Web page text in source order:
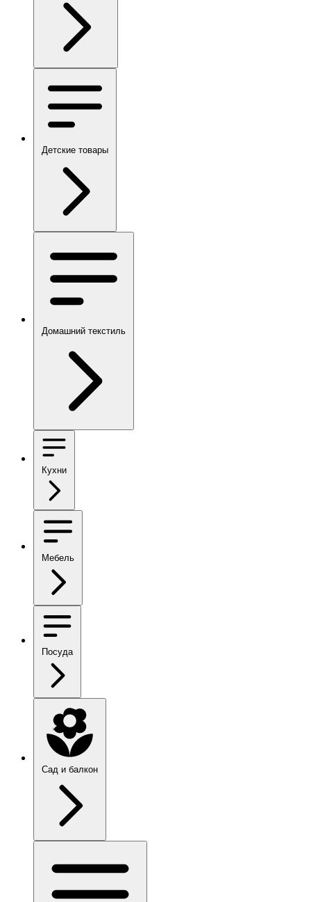
Детские товары
Домашний текстиль
Кухни
Мебель
Посуда
Сад и балкон